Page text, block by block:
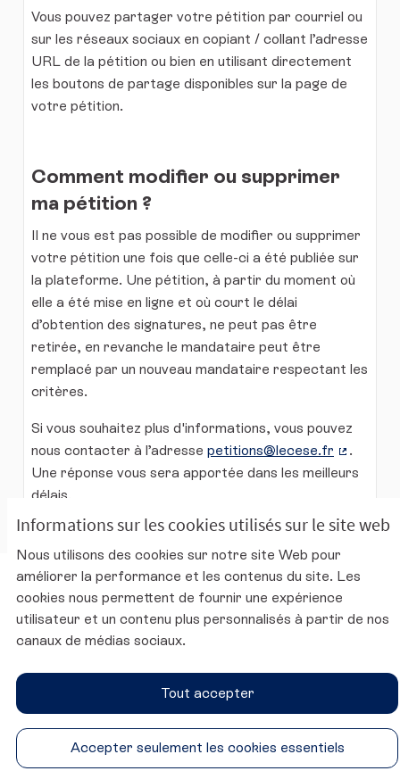
Informations sur les cookies utilisés sur le site web
Nous utilisons des cookies sur notre site Web pour
améliorer la performance et les contenus du site. Les
cookies nous permettent de fournir une expérience
utilisateur et un contenu plus personnalisés à partir de nos
canaux de médias sociaux.
Tout accepter
Accepter seulement les cookies essentiels
Vous pouvez partager votre pétition par courriel ou
sur les réseaux sociaux en copiant / collant l’adresse
URL de la pétition ou bien en utilisant directement
les boutons de partage disponibles sur la page de
votre pétition.
Comment modifier ou supprimer
ma pétition ?
Il ne vous est pas possible de modifier ou supprimer
votre pétition une fois que celle-ci a été publiée sur
la plateforme. Une pétition, à partir du moment où
elle a été mise en ligne et où court le délai
d’obtention des signatures, ne peut pas être
retirée, en revanche le mandataire peut être
remplacé par un nouveau mandataire respectant les
critères.
Si vous souhaitez plus d'informations, vous pouvez
nous contacter à l’adresse petitions@lecese.fr
(Lien
.
Une réponse vous sera apportée dans les meilleurs
délais.
Charte d'utilisation de la plateforme
Mentions légales
Conditions générales d'utilisation
Paramètres des cookies
SUIVEZ-NOUS